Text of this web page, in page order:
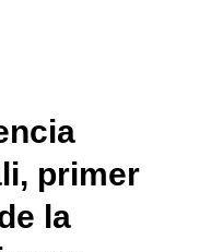
primer
la